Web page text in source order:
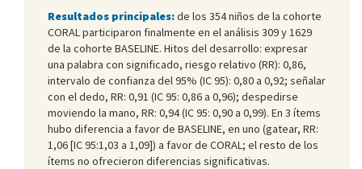
Resultados principales:de los 354 niños de la cohorte
CORAL participaron finalmente en el análisis 309 y 1629
de la cohorte BASELINE. Hitos del desarrollo: expresar
una palabra con significado, riesgo relativo (RR): 0,86,
intervalo de confianza del 95% (IC 95): 0,80 a 0,92; señalar
con el dedo, RR: 0,91 (IC 95: 0,86 a 0,96); despedirse
moviendo la mano, RR: 0,94 (IC 95: 0,90 a 0,99). En 3 ítems
hubo diferencia a favor de BASELINE, en uno (gatear, RR:
1,06 [IC 95:1,03 a 1,09]) a favor de CORAL; el resto de los
ítems no ofrecieron diferencias significativas.